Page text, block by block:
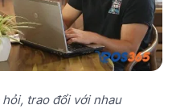
trao đổi với nhau